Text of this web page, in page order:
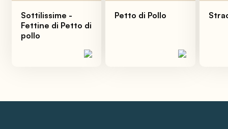
Sottilissime -
Fettine di Petto di
pollo
Petto di Pollo